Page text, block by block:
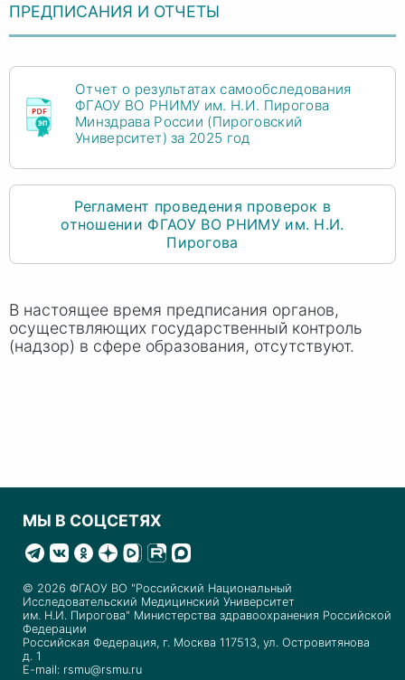
ПРЕДПИСАНИЯ И ОТЧЕТЫ
Отчет о результатах самообследования
ФГАОУ ВО РНИМУ им. Н.И. Пирогова
Минздрава России (Пироговский
Университет) за 2025 год
Регламент проведения проверок в
отношении ФГАОУ ВО РНИМУ им. Н.И.
Пирогова
В настоящее время предписания органов,
осуществляющих государственный контроль
(надзор) в сфере образования, отсутствуют.
МЫ В СОЦСЕТЯХ
© 2026 ФГАОУ ВО "Российский Национальный
Исследовательский Медицинский Университет
им. Н.И. Пирогова" Министерства здравоохранения Российской
Федерации
Российская Федерация, г. Москва 117513, ул. Островитянова
д. 1
E-mail: rsmu@rsmu.ru